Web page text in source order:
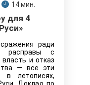
14 мин.
для 4
ради
расправы с
и отказ
— все эти
в летописях,